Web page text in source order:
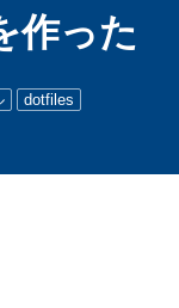
作った
dotfiles